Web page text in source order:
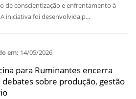
de conscientização e enfrentamento à
iniciativa foi desenvolvida p...
em: 14/05/2026
para Ruminantes encerra
sobre produção, gestão